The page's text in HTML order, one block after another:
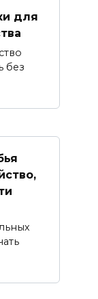
для
без